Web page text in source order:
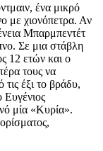
ένα μικρό
με χιονόπετρα. Αν
Μπαρμπεντέτ
Σε μια στάβλη
12 ετών και ο
τους να
έξι το βράδυ,
Ευγένιος
μία «Κυρία».